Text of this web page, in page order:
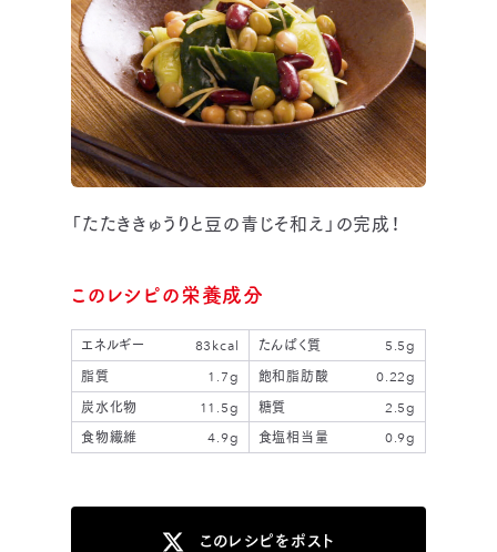
「たたききゅうりと豆の青じそ和え」の完成！
このレシピの栄養成分
エネルギー 83kcal たんぱく質
5.5g
脂質
1.7g 飽和脂肪酸
0.22g
炭水化物
11.5g 糖質
2.5g
食物繊維
4.9g 食塩相当量 0.9g
このレシピをポスト